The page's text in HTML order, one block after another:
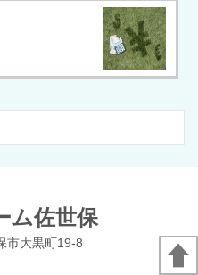
ム佐世保
市大黒町19-8